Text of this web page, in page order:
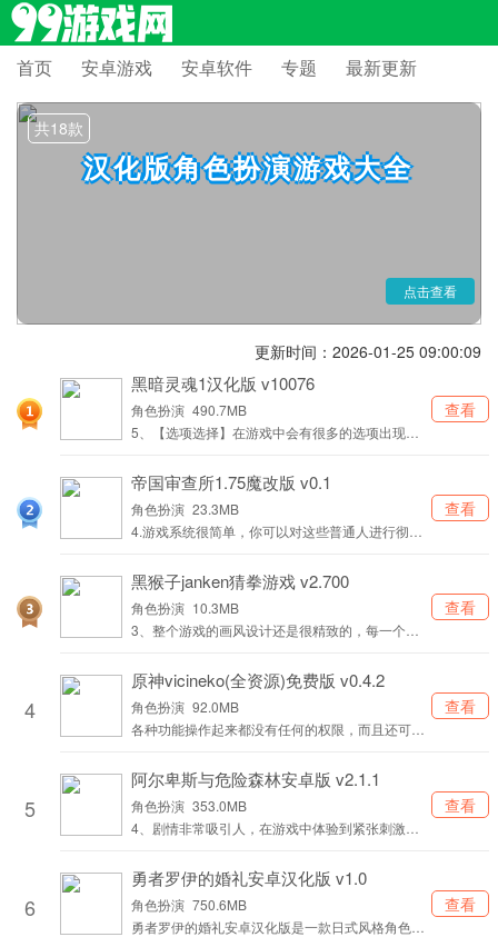
首页 安卓游戏 安卓软件 专题 最新更新
共18款
汉化版角色扮演游戏大全
角色扮演的游戏一直深受广大玩家的喜爱，小编带来了各种不同类型
的汉化版的角色扮演游戏，拥有丰富的趣味性玩法以及互动操作，每一款
钟都为玩家进行了中文汉化处理，感兴趣的小伙伴欢迎点击下载体验！
点击查看
更新时间：2026-01-25 09:00:09
黑暗灵魂1汉化版 v10076
角色扮演 490.7MB
5、【选项选择】在游戏中会有很多的选项出现，
查看
帝国审查所1.75魔改版 v0.1
角色扮演 23.3MB
4.游戏系统很简单，你可以对这些普通人进行彻底
查看
黑猴子janken猜拳游戏 v2.700
角色扮演 10.3MB
3、整个游戏的画风设计还是很精致的，每一个场
查看
4
原神vicineko(全资源)免费版 v0.4.2
角色扮演 92.0MB
各种功能操作起来都没有任何的权限，而且还可以
多的功能内容，软件也不需要任何的授权，多个不
查看
5
阿尔卑斯与危险森林安卓版 v2.1.1
角色扮演 353.0MB
4、剧情非常吸引人，在游戏中体验到紧张刺激的
公会成员一起进行冒险。
查看
6
勇者罗伊的婚礼安卓汉化版 v1.0
角色扮演 750.6MB
勇者罗伊的婚礼安卓汉化版是一款日式风格角色扮
查看